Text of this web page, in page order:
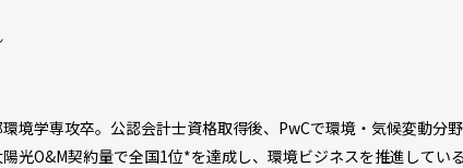
境学専攻卒。公認会計士資格取得後、PwCで環境・気候変動分
光O&M契約量で全国1位*を達成し、環境ビジネスを推進してい